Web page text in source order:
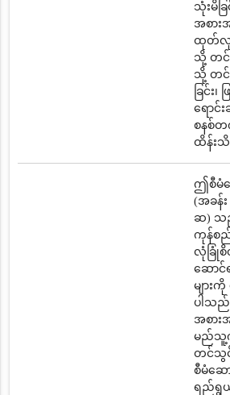
သုံးမိခ
အစား
ထုတ်လုပ်
သို့ တင်သွ
သို့ တင်
ခြင်း၊
ရောင်း
စနစ်
ထိန်းသိ
ဤစီမံ
(အခန်း
ဆ) သ
ကုန်စ
လုံခြုံစိ
ဆော
များကို
ပါသည်
အစား
မည်သူ့
တင်သွင်
စီမံဆ
ရည်ရွယ်